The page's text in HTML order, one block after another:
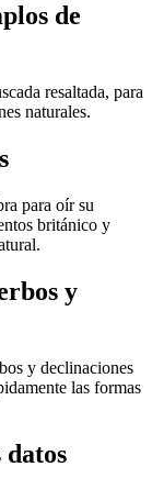
de
resaltada, para
naturales.
para oír su
británico y
y
y declinaciones
las formas